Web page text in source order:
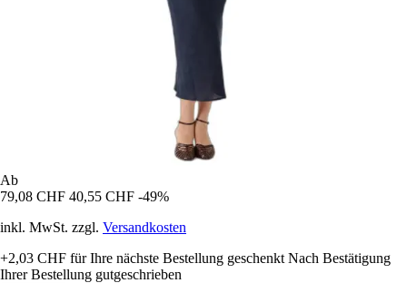
Ab
79,08 CHF 40,55 CHF -49%
inkl. MwSt. zzgl. Versandkosten
+2,03 CHF für Ihre nächste Bestellung geschenkt Nach Bestätigung
Ihrer Bestellung gutgeschrieben